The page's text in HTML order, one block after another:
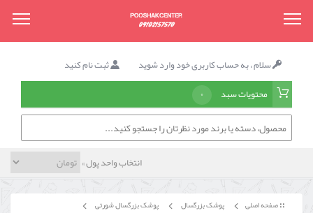
سلام ، به حساب کاربری خود وارد شوید
ثبت نام کنید
محتویات سبد
۰
انتخاب واحد پول »
صفحه اصلی پوشک بزرگسال
پوشک بزرگسال شورتی